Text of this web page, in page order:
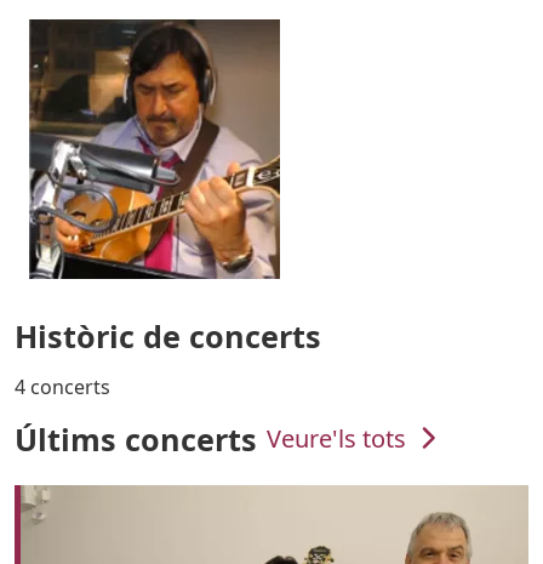
Històric de concerts
4 concerts
Últims concerts Veure'ls tots